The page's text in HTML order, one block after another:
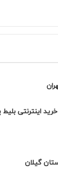
اینترنتی بلیط
گیلان